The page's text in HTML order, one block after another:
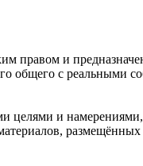
правом и
общего с реальными
целями и
размещённых